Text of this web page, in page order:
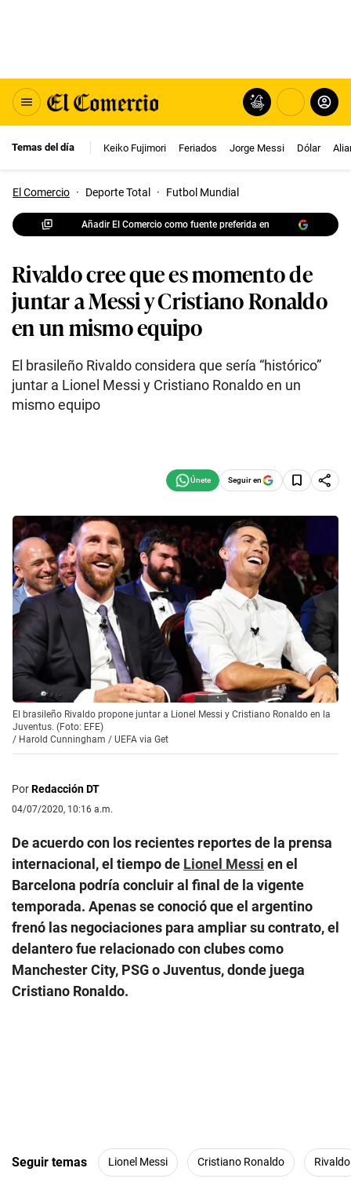
Temas del día Keiko Fujimori Feriados Jorge Messi Dólar
El Comercio · Deporte Total · Futbol Mundial
Añadir El Comercio como fuente preferida en
Rivaldo cree que es momento de
juntar a Messi y Cristiano Ronaldo
en un mismo equipo
El brasileño Rivaldo considera que sería “histórico”
juntar a Lionel Messi y Cristiano Ronaldo en un
mismo equipo
Seguir en
El brasileño Rivaldo propone juntar a Lionel Messi y Cristiano Ronaldo en la
Juventus. (Foto: EFE)
/ Harold Cunningham / UEFA via Get
PorRedacción DT
04/07/2020, 10:16 a.m.
De acuerdo con los recientes reportes de la prensa
internacional, el tiempo de Lionel Messi en el
Barcelona podría concluir al final de la vigente
temporada. Apenas se conoció que el argentino
frenó las negociaciones para ampliar su contrato, el
delantero fue relacionado con clubes como
Manchester City, PSG o Juventus, donde juega
Cristiano Ronaldo.
Seguir temas Lionel Messi Cristiano Ronaldo Rivaldo